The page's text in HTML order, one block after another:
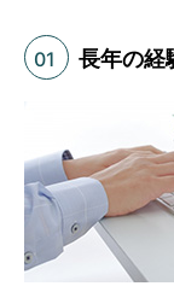
01 長年の経